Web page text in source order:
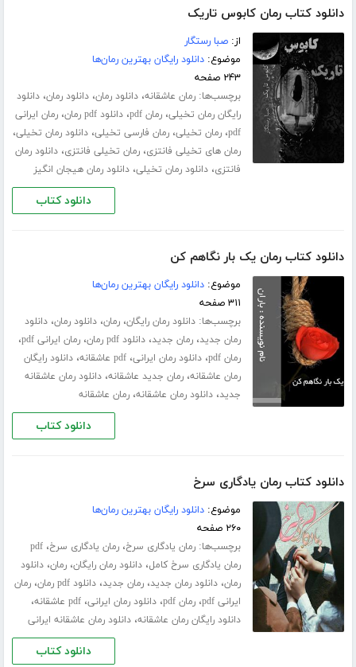
دانلود کتاب رمان کابوس تاریک
از:صبا رستگار
موضوع:دانلود رایگان بهترین رمان‌ها
۲۴۳ صفحه
برچسب‌ها:رمان عاشقانه،دانلود رمان،دانلود رمان،دانلود
رایگان رمان تخیلی،رمان pdf ،دانلود pdf رمان ،رمان ایرانی
pdf،رمان تخیلی،رمان فارسی تخیلی،دانلود رمان تخیلی،
رمان های تخیلی فانتزی،رمان تخیلی فانتزی،دانلود رمان
فانتزی،دانلود رمان تخیلی،دانلود رمان هیجان انگیز
دانلود کتاب
دانلود کتاب رمان یک بار نگاهم کن
موضوع:دانلود رایگان بهترین رمان‌ها
۳۱۱ صفحه
برچسب‌ها:دانلود رمان رایگان،رمان،دانلود رمان،دانلود
رمان جدید،رمان جدید،دانلود pdf رمان ،رمان ایرانی pdf ،
رمان pdf ،دانلود رمان ایرانی،pdf عاشقانه ،دانلود رایگان
رمان عاشقانه،رمان جدید عاشقانه،دانلود رمان عاشقانه
جدید،دانلود رمان عاشقانه،رمان عاشقانه
دانلود کتاب
دانلود کتاب رمان یادگاری سرخ
موضوع:دانلود رایگان بهترین رمان‌ها
۲۶۰ صفحه
برچسب‌ها:رمان یادگاری سرخ،رمان یادگاری سرخ،pdf
رمان یادگاری سرخ کامل،دانلود رمان رایگان،رمان،دانلود
رمان،دانلود رمان جدید،رمان جدید،دانلود pdf رمان ،رمان
ایرانی pdf
،رمان pdf ،دانلود رمان ایرانی،pdf عاشقانه ،
دانلود رایگان رمان عاشقانه،دانلود رمان عاشقانه ایرانی
دانلود کتاب